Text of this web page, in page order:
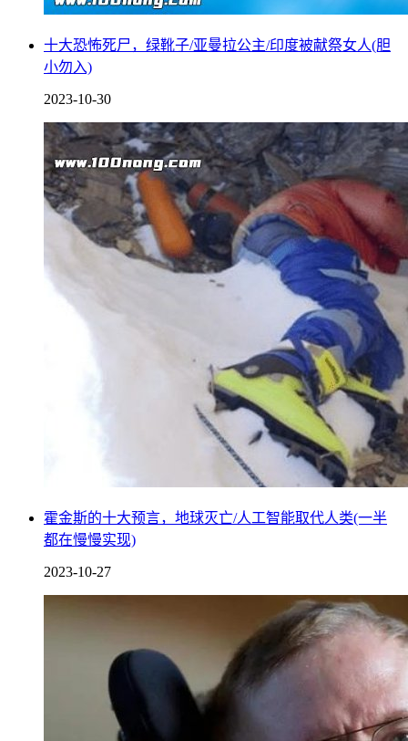
十大恐怖死尸，绿靴子/亚曼拉公主/印度被献祭女人(胆
小勿入)
2023-10-30
霍金斯的十大预言，地球灭亡/人工智能取代人类(一半
都在慢慢实现)
2023-10-27